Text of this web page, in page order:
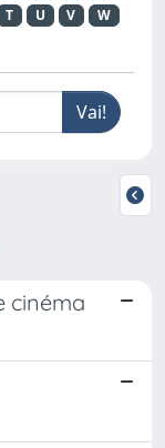
T U V
W
cinéma